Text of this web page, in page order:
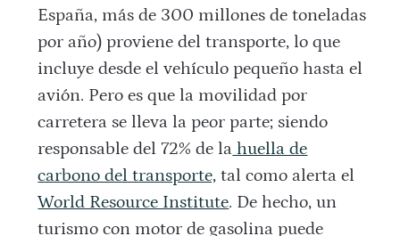
España, más de 300 millones de toneladas
por año) proviene del transporte, lo que
incluye desde el vehículo pequeño hasta el
avión. Pero es que la movilidad por
carretera se lleva la peor parte; siendo
responsable del 72% de la huella de
carbono del transporte, tal como alerta el
World Resource Institute. De hecho, un
turismo con motor de gasolina puede